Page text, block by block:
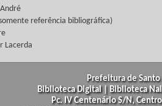
referência bibliográfica)
Lacerda
Prefeitura de
Biblioteca Digital | Biblioteca
Pc. IV Centenário S/N,